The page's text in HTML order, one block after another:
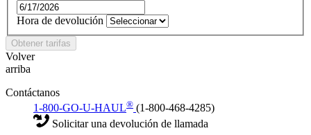
Hora de devolución
Obtener tarifas
Volver
arriba
Contáctanos
1-800-GO-U-HAUL® (1-800-468-4285)
Solicitar una devolución de llamada